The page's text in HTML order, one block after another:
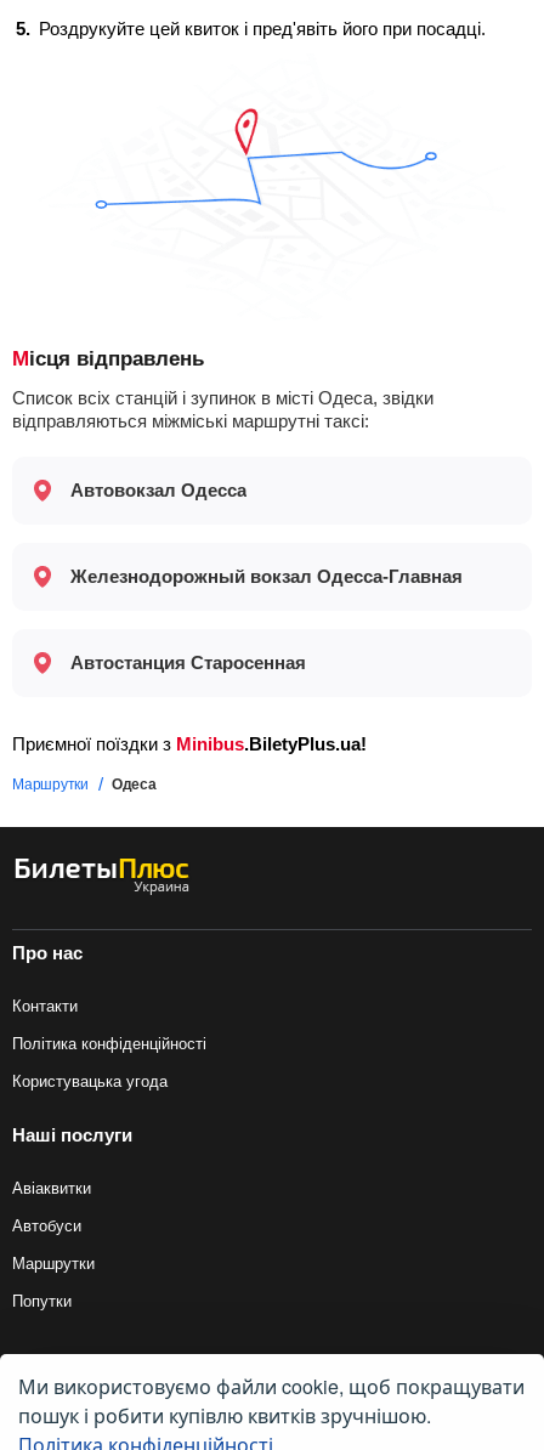
Роздрукуйте цей квиток і пред'явіть його при посадці.
Місця відправлень
Список всіх станцій і зупинок в місті Одеса, звідки
відправляються міжміські маршрутні таксі:
Автовокзал Одесса
Автостанция Старосенная
Железнодорожный вокзал Одесса-Главная
Приємної поїздки з Minibus.BiletyPlus.ua!
Маршрутки Одеса
Про нас
Контакти
Політика конфіденційності
Користувацька угода
Наші послуги
Авіаквитки
Автобуси
Маршрутки
Попутки
© 2012 — 2026, Biletyplus, ООО «Инновэйтив Трэвел Текнолоджиз». Усі
права захищені. Купівля квитків на маршрутку здійснюється користувачем
самостійно на сайтах партнерів, BiletyPlus не несе відповідальності за
будь-які платіжні операції, що здійснюються на цих сайтах. Кінцева
Ми використовуємо файли cookie, щоб покращувати
пошук і робити купівлю квитків зручнішою.